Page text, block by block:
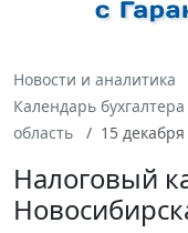
Новости и аналитика
Календарь бухгалтера
область
15 декабря
Налоговый